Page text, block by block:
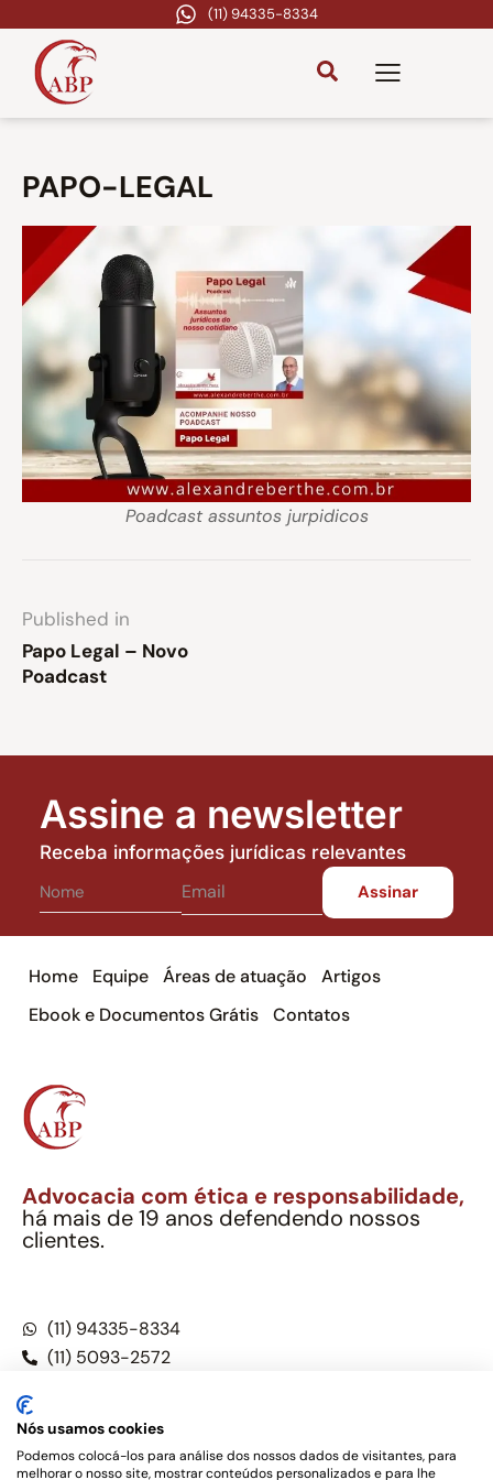
(11) 94335-8334
PAPO-LEGAL
Poadcast assuntos jurpidicos
Published in
Papo Legal – Novo
Poadcast
Assine a newsletter
Receba informações jurídicas relevantes
Home Equipe Áreas de atuação
Artigos
Ebook e Documentos Grátis
Contatos
Advocacia com ética e responsabilidade,
há mais de 19 anos defendendo nossos
clientes.
(11) 94335-8334
(11) 5093-2572
Nós usamos cookies
Podemos colocá-los para análise dos nossos dados de visitantes, para
melhorar o nosso site, mostrar conteúdos personalizados e para lhe